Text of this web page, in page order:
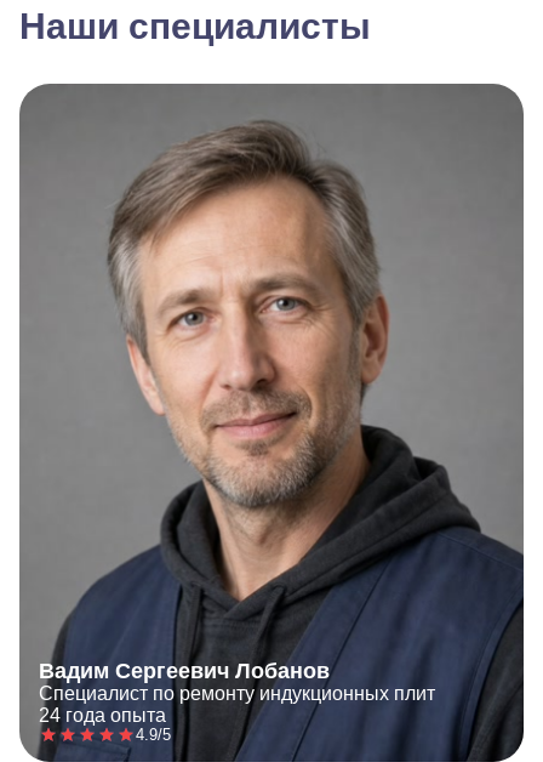
Наши специалисты
Вадим Сергеевич Лобанов
Специалист по ремонту индукционных плит
24 года опыта
4.9/5